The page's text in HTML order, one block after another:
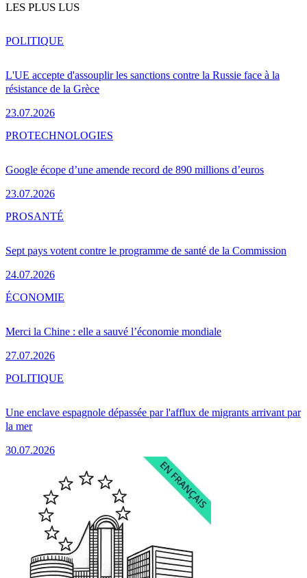
LES PLUS LUS
L'UE accepte d'assouplir les sanctions contre la Russie face à la
résistance de la Grèce
23.07.2026
POLITIQUE
Google écope d’une amende record de 890 millions d’euros
23.07.2026
PROTECHNOLOGIES
Sept pays votent contre le programme de santé de la Commission
24.07.2026
PROSANTÉ
Merci la Chine : elle a sauvé l’économie mondiale
27.07.2026
ÉCONOMIE
Une enclave espagnole dépassée par l'afflux de migrants arrivant par
la mer
30.07.2026
POLITIQUE